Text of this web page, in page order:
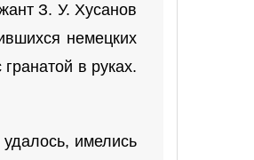
З. У. Хусанов
немецких
в руках.
имелись